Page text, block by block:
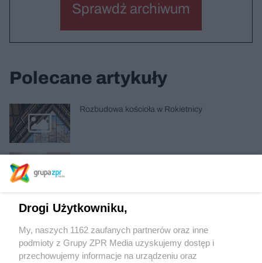
Sprawdź archiwum
Polecane artykuły
Rozbudowa kościoła w Rokietnicy
Kawiarnia Lukullus w Warszawie
Zespół domów Przy fontannach w Raciborzu
Drogi Użytkowniku,
My, naszych 1162 zaufanych partnerów oraz inne
podmioty z Grupy ZPR Media uzyskujemy dostęp i
przechowujemy informacje na urządzeniu oraz